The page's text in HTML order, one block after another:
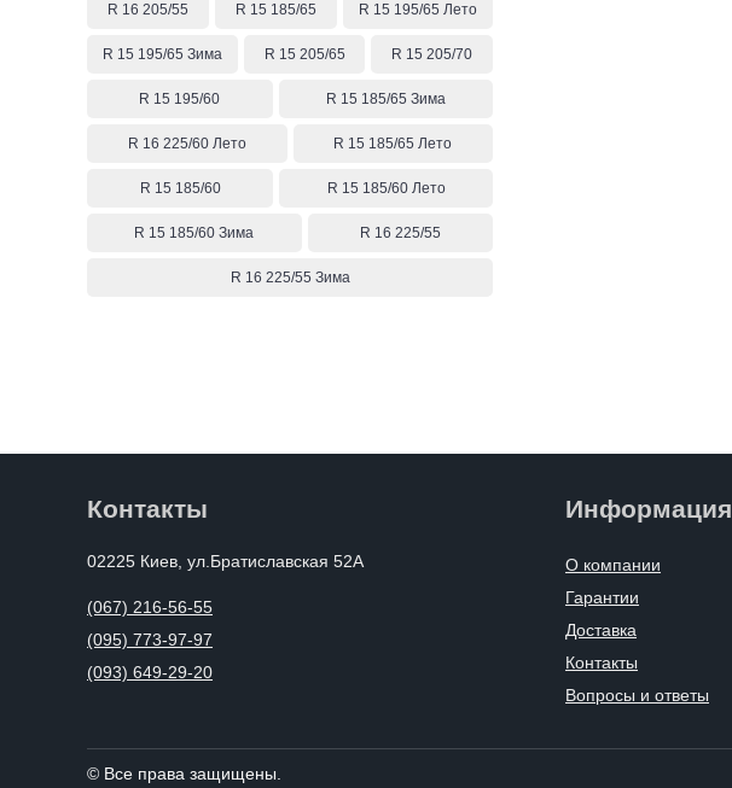
R 16 205/55 R 15 185/65 R 15 195/65 Лето
R 15 195/65 Зима R 15 205/65 R 15 205/70
R 15 195/60 R 15 185/65 Зима
R 16 225/60 Лето R 15 185/65 Лето
R 15 185/60 R 15 185/60 Лето
R 15 185/60 Зима R 16 225/55
R 16 225/55 Зима
Контакты
02225 Киев, ул.Братиславская 52А
(067) 216-56-55
(095) 773-97-97
(093) 649-29-20
Информация
О компании
Гарантии
Доставка
Контакты
Вопросы и ответы
© Все права защищены.